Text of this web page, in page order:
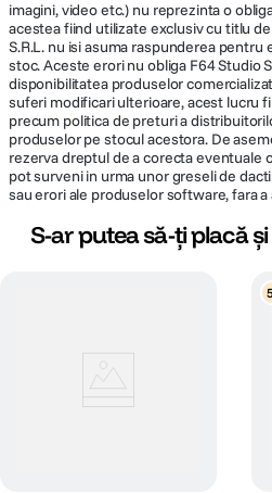
imagini, video etc.) nu reprezinta o
acestea fiind utilizate exclusiv cu titlu
S.R.L. nu isi asuma raspunderea
stoc. Aceste erori nu obliga F64 Studio
disponibilitatea produselor
suferi modificari ulterioare, acest lucru
precum politica de preturi a
produselor pe stocul acestora. De
rezerva dreptul de a corecta eventuale
pot surveni in urma unor greseli de
sau erori ale produselor software, fara a
S-ar putea să-ți placă și